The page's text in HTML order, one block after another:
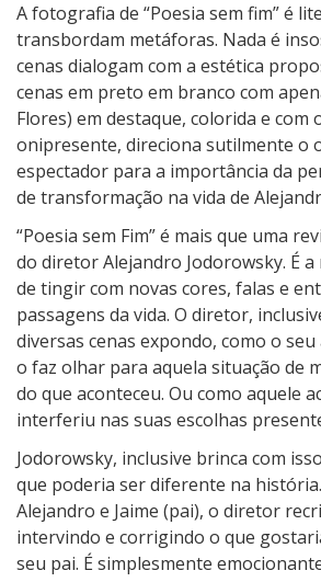
A fotografia de “Poesia sem fim” é
transbordam metáforas. Nada é
cenas dialogam com a estética
cenas em preto em branco com
Flores) em destaque, colorida e com
onipresente, direciona sutilmente o
espectador para a importância da
de transformação na vida de
“Poesia sem Fim” é mais que uma
do diretor Alejandro Jodorowsky. É
de tingir com novas cores, falas e
passagens da vida. O diretor,
diversas cenas expondo, como o
o faz olhar para aquela situação de
do que aconteceu. Ou como aquele
interferiu nas suas escolhas
Jodorowsky, inclusive brinca com
que poderia ser diferente na
Alejandro e Jaime (pai), o diretor
intervindo e corrigindo o que
seu pai. É simplesmente